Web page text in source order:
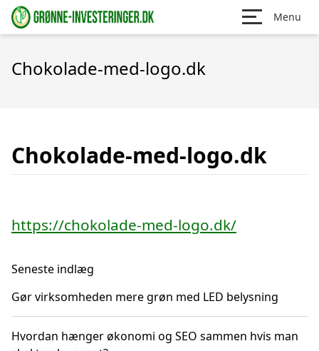
Menu
Chokolade-med-logo.dk
Chokolade-med-logo.dk
https://chokolade-med-logo.dk/
Seneste indlæg
Gør virksomheden mere grøn med LED belysning
Hvordan hænger økonomi og SEO sammen hvis man